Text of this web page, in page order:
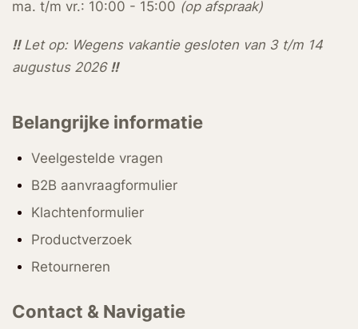
ma. t/m vr.: 10:00 - 15:00 (op afspraak)
!!Let op: Wegens vakantie gesloten van 3 t/m 14
augustus 2026 !!
Belangrijke informatie
Veelgestelde vragen
B2B aanvraagformulier
Klachtenformulier
Productverzoek
Retourneren
Contact & Navigatie